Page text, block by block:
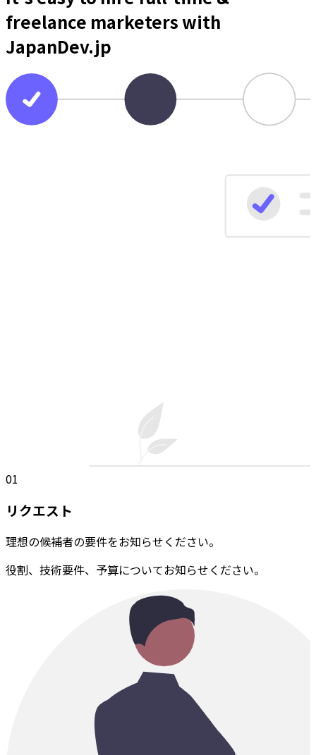
freelance marketerswith
JapanDev.jp
01
リクエスト
理想の候補者の要件をお知らせください。
役割、技術要件、予算についてお知らせください。